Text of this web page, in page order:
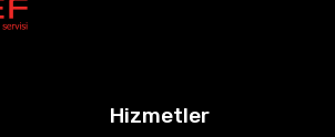
Hizmetler